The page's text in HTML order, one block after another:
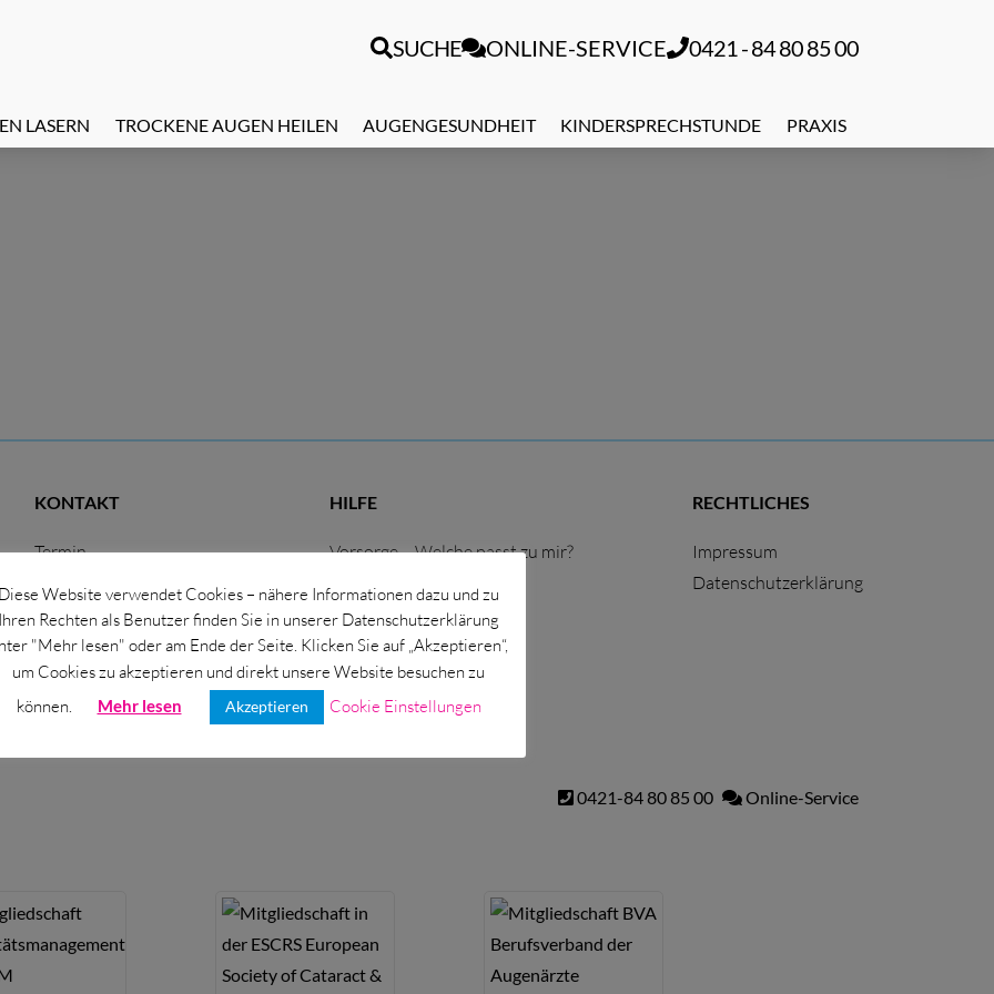
SUCHE ONLINE-SERVICE 0421 - 84 80 85 00
LASERN TROCKENE AUGEN HEILEN AUGENGESUNDHEIT KINDERSPRECHSTUNDE PRAXIS
KONTAKT
Termin
Anfahrt/Parken
Jobs
Eignungstest Brille weg
Eignungstest IPL
HILFE
Vorsorge – Welche passt zu mir?
Einfache Sprache
Downloads
Sitemap
Suche
RECHTLICHES
Impressum
Datenschutzerklärung
0421-84 80 85 00 Online-Service
Diese Website verwendet Cookies – nähere Informationen dazu und zu
Ihren Rechten als Benutzer finden Sie in unserer Datenschutzerklärung
"Mehr lesen" oder am Ende der Seite. Klicken Sie auf „Akzeptieren“,
um Cookies zu akzeptieren und direkt unsere Website besuchen zu
können.
Mehr lesen Akzeptieren Cookie Einstellungen